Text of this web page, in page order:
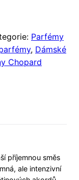
Parfémy
, Dámské
Chopard
příjemnou směs
ale intenzivní